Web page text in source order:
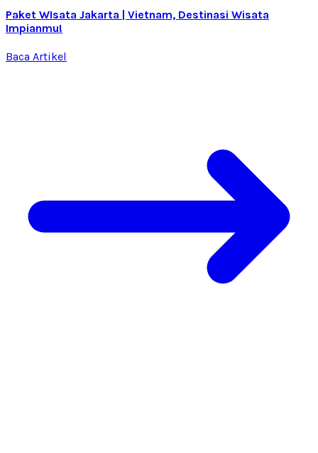
Paket WIsata Jakarta | Vietnam, Destinasi Wisata
Impianmu!
Baca Artikel